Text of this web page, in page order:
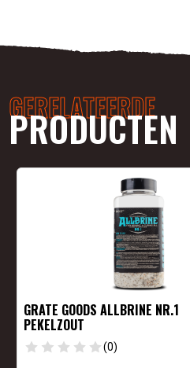
GERELATEERDE
PRODUCTEN
GRATE GOODS ALLBRINE NR.1
PEKELZOUT
(0)